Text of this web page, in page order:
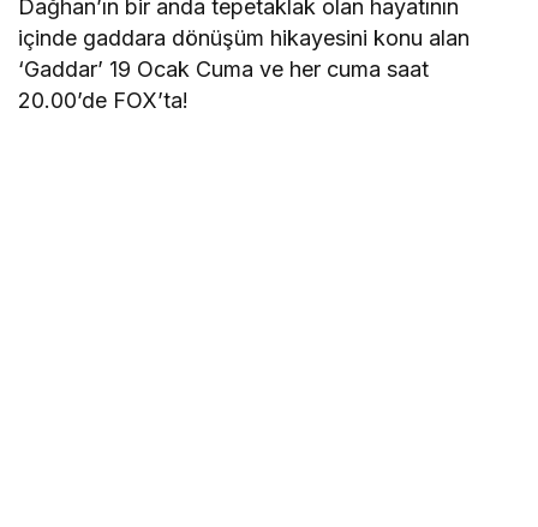
Dağhan’ın bir anda tepetaklak olan hayatının
içinde gaddara dönüşüm hikayesini konu alan
‘Gaddar’ 19 Ocak Cuma ve her cuma saat
20.00’de FOX’ta!